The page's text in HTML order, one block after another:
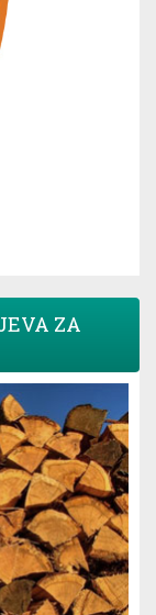
ZA